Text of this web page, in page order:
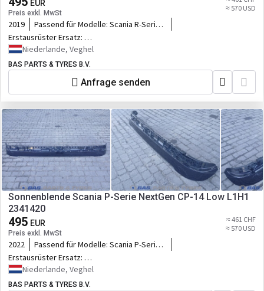
EUR
Preis exkl. MwSt
≈ 570 USD
2019 Passend für Modelle: Scania R-Serie
NextGen
Erstausrüster Ersatz:
2341420,2341421,2541737,2977807,1.00277
Niederlande, Veghel
BAS PARTS & TYRES B.V.
Anfrage senden
Sonnenblende Scania P-Serie NextGen CP-14 Low L1H1
2341420
495 EUR
Preis exkl. MwSt
≈ 461 CHF
≈ 570 USD
2022 Passend für Modelle: Scania P-Serie
NextGen
Erstausrüster Ersatz:
2341420,2541737,1.00277
Niederlande, Veghel
BAS PARTS & TYRES B.V.